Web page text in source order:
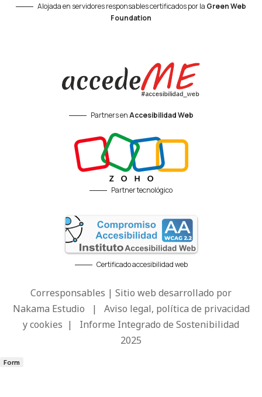
Alojada en servidores responsables certificados por la Green Web
Foundation
Partners enAccesibilidad Web
Partner tecnológico
Certificado accesibilidad web
Corresponsables | Sitio web desarrollado por
Nakama Estudio | Aviso legal, política de privacidad
y cookies | Informe Integrado de Sostenibilidad
2025
Form